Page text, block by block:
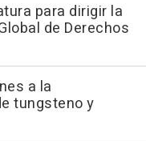
para dirigir la
de Derechos
a la
tungsteno y